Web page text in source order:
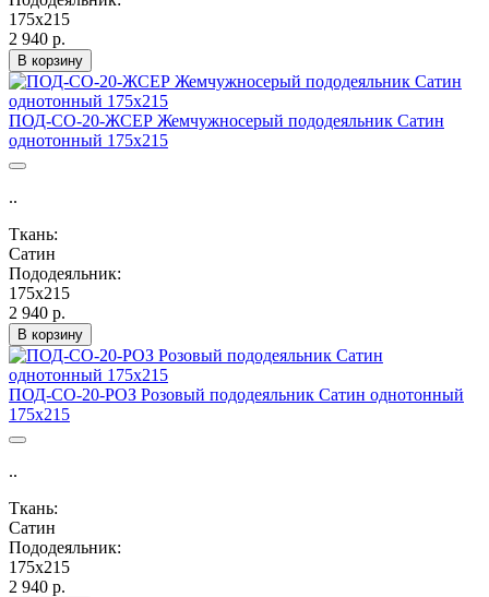
175х215
2 940 р.
В корзину
ПОД-СО-20-ЖСЕР Жемчужносерый пододеяльник Сатин
однотонный 175х215
..
Ткань:
Сатин
Пододеяльник:
175х215
2 940 р.
В корзину
ПОД-СО-20-РОЗ Розовый пододеяльник Сатин однотонный
175х215
..
Ткань:
Сатин
Пододеяльник:
175х215
2 940 р.